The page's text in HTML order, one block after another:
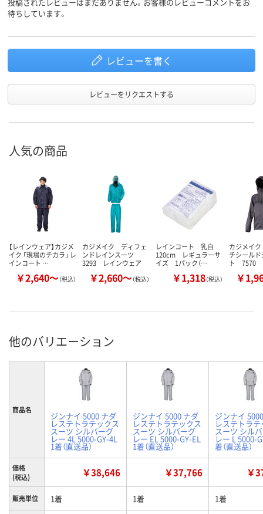
待ちしています。
レビューを書く
レビューをリクエストする
人気の商品
【レインウェア】カジメ
イク 「現場のチカラ」 レ
インコート …
￥2,640～（税込）
カジメイク ディフェ
ンドレインスーツ
3293 レインウェア
￥2,660～（税込）
レインコート 乳白
120cm レギュラーサ
イズ 1パック（…
￥1,318（税込）
カジメイ
チシール
ト 7570
￥
他のバリエーション
商品名
ジンナイ 5000 ナダ
レステトラテックス
スーツ シルバーグ
レー 4L 5000-GY-4L
1着（直送品）
ジンナイ 5000 ナダ
レステトラテックス
スーツ シルバーグ
レー EL 5000-GY-EL
1着（直送品）
ジンナイ
レステトラ
スーツ シル
レー L 5000-
着（直送品）
価格
(税込)
￥38,646 ￥37,766 ￥
販売単位 1着 1着 1着